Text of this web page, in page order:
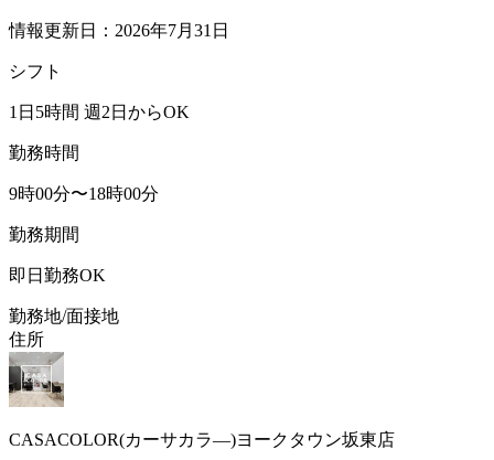
情報更新日：2026年7月31日
シフト
1日5時間 週2日からOK
勤務時間
9時00分〜18時00分
勤務期間
即日勤務OK
勤務地/面接地
住所
CASACOLOR(カーサカラ―)ヨークタウン坂東店